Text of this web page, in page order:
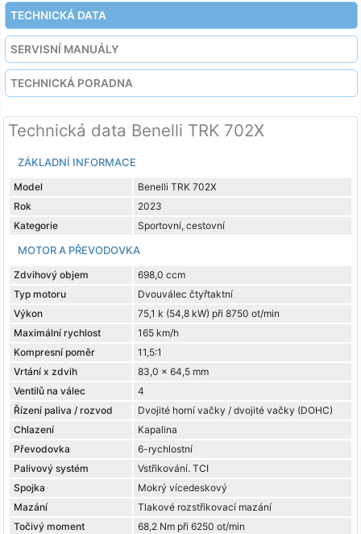
TECHNICKÁ DATA
SERVISNÍ MANUÁLY
TECHNICKÁ PORADNA
Technická data Benelli TRK 702X
ZÁKLADNÍ INFORMACE
Model
Benelli TRK 702X
Rok
2023
Kategorie
Sportovní, cestovní
MOTOR A PŘEVODOVKA
Zdvihový objem
698,0 ccm
Typ motoru
Dvouválec čtyřtaktní
Výkon
75,1 k (54,8 kW) při 8750 ot/min
Maximální rychlost
165 km/h
Kompresní poměr
11,5:1
Vrtání x zdvih
83,0 x 64,5 mm
Ventilů na válec
4
Řízení paliva / rozvod
Dvojité horní vačky / dvojité vačky (DOHC)
Chlazení
Kapalina
Převodovka
6-rychlostní
Palivový systém
Vstřikování. TCI
Spojka
Mokrý vícedeskový
Mazání
Tlakové rozstřikovací mazání
Točivý moment
68,2 Nm při 6250 ot/min